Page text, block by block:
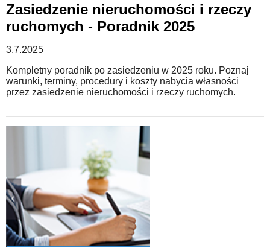
WZORY DOKUMENTÓW
FORUM PRAWNE
Zasiedzenie nieruchomości i rzeczy
ruchomych - Poradnik 2025
3.7.2025
Kompletny poradnik po zasiedzeniu w 2025 roku. Poznaj
warunki, terminy, procedury i koszty nabycia własności
przez zasiedzenie nieruchomości i rzeczy ruchomych.